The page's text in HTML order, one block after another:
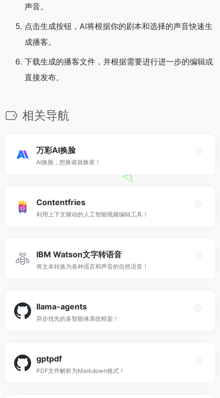
声音。
点击生成按钮，AI将根据你的剧本和选择的声音快速生
成播客。
下载生成的播客文件，并根据需要进行进一步的编辑或
直接发布。
相关导航
万彩AI换脸
AI换脸，想换谁就换谁！
Contentfries
利用上下文驱动的人工智能视频编辑工具！
IBM Watson文字转语音
将文本转换为各种语言和声音的自然语音！
llama-agents
异步优先的多智能体系统框架！
gptpdf
PDF文件解析为Markdown格式！